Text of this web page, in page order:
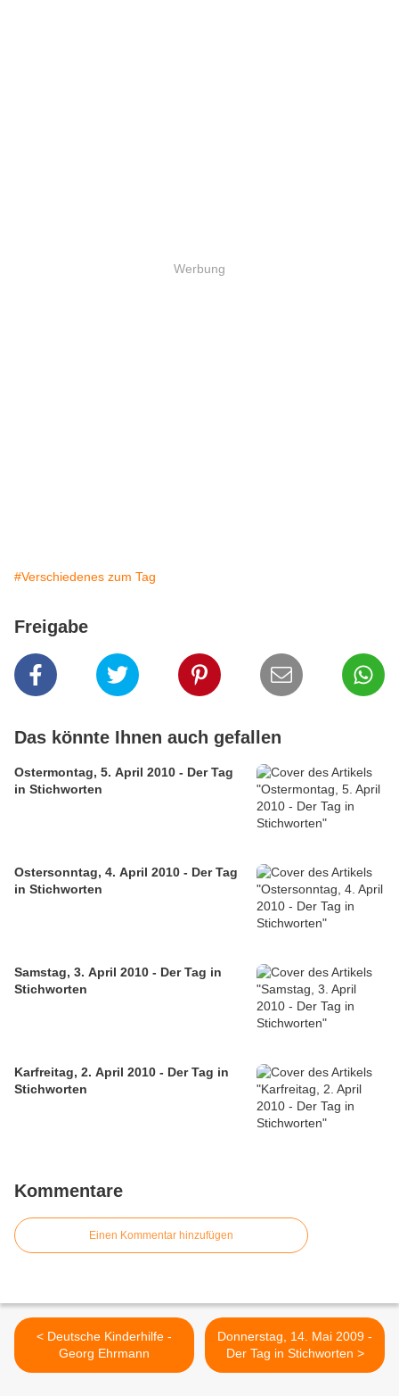
Werbung
#Verschiedenes zum Tag
Freigabe
Das könnte Ihnen auch gefallen
Ostermontag, 5. April 2010 - Der Tag
in Stichworten
Ostersonntag, 4. April 2010 - Der Tag
in Stichworten
Samstag, 3. April 2010 - Der Tag in
Stichworten
Karfreitag, 2. April 2010 - Der Tag in
Stichworten
Kommentare
Einen Kommentar hinzufügen
< Deutsche Kinderhilfe -
Georg Ehrmann
Donnerstag, 14. Mai 2009 -
Der Tag in Stichworten >